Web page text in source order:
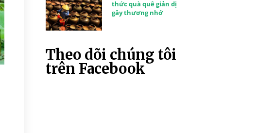
thức quà quê giản dị
gây thương nhớ
Theo dõi chúng tôi
trên Facebook